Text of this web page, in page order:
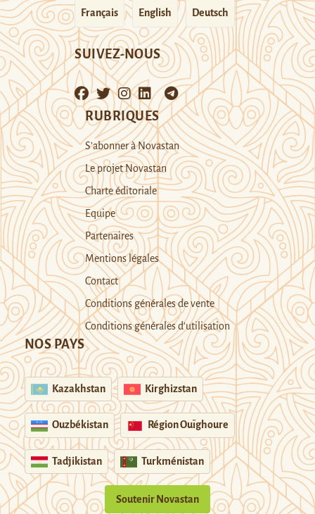
Français English Deutsch
SUIVEZ-NOUS
RUBRIQUES
S’abonner à Novastan
Le projet Novastan
Charte éditoriale
Equipe
Partenaires
Mentions légales
Contact
Conditions générales de vente
Conditions générales d’utilisation
NOS PAYS
Kazakhstan Kirghizstan
Ouzbékistan Région Ouïghoure
Tadjikistan Turkménistan
Soutenir Novastan